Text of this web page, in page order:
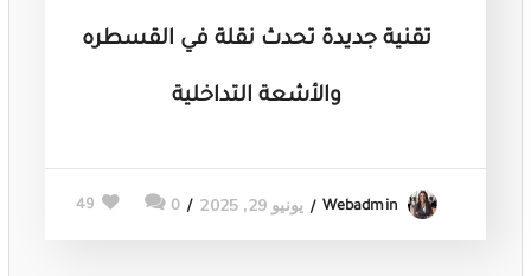
تقنية جديدة تحدث نقلة في القسطره
والأشعة التداخلية
Webadmin يونيو 29, 2025 0
49